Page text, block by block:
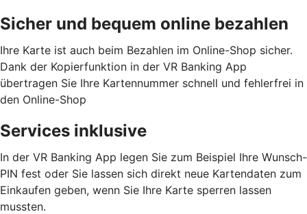
Sicher und bequem online bezahlen
Ihre Karte ist auch beim Bezahlen im Online-Shop sicher.
Dank der Kopierfunktion in der VR Banking App
übertragen Sie Ihre Kartennummer schnell und fehlerfrei in
den Online-Shop
Services inklusive
In der VR Banking App legen Sie zum Beispiel Ihre Wunsch-
PIN fest oder Sie lassen sich direkt neue Kartendaten zum
Einkaufen geben, wenn Sie Ihre Karte sperren lassen
mussten.